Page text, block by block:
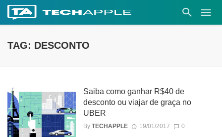
TAG: DESCONTO
Saiba como ganhar R$40 de
desconto ou viajar de graça no
UBER
By TECHAPPLE 19/01/2017 0